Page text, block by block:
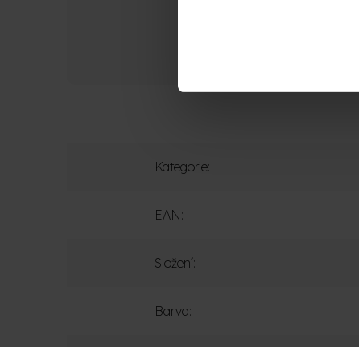
Kategorie:
EAN:
Složení:
Barva: